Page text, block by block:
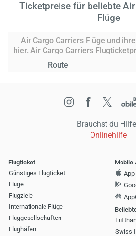
Ticketpreise für beliebte
Flüge
Air Cargo Carriers Flüge und
hier. Air Cargo Carriers
Route
Brauchst du
Onlinehilfe
Flugticket
Günstiges Flugticket
Flüge
Flugziele
Internationale Flüge
Fluggesellschaften
Flughäfen
Mobile
App
Swiss